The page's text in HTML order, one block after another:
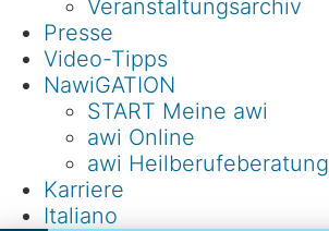
Veranstaltungsarchiv
Presse
Video-Tipps
NawiGATION
START Meine awi
awi Online
awi Heilberufeberatung
Karriere
Italiano